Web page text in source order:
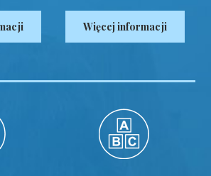
Więcej informacji